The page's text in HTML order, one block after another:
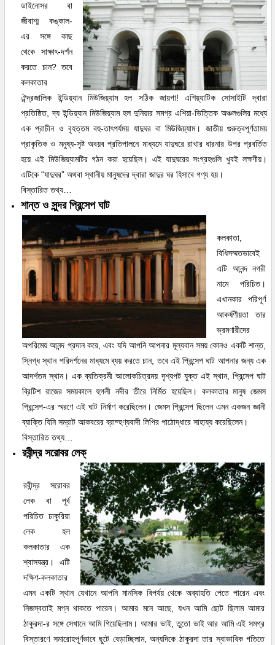
ডাইনোসর বা
জীবাশ্ম কঙ্কাল-
এর সঙ্গে কাছ
থেকে সাক্ষাৎ-দর্শন
করতে চান? তবে
কলকাতার
ঐন্দ্রজালিক ইন্ডিয়্যান মিউজিয়্যাম হল সঠিক জায়গা! এশিয়্যাটিক সোসাইটি দ্বারা
প্রতিষ্ঠিত, দ্য ইন্ডিয়্যান মিউজিয়্যাম হল দুনিয়ার সমগ্র এশিয়া-ভিত্তিক অঞ্চলগুলির মধ্যে
এক প্রাচীন ও বৃহত্তম বহু-তাৎপর্যময় যাদুঘর বা মিউজিয়্যাম। জাতীয় গুরুত্বপূর্ণতাময়
প্রাকৃতিক ও মনুষ্য-সৃষ্ট অবয়ব প্রতিপালনে মাধ্যমে যাদুঘরে রাখার ধারনার উপর প্রবর্তিত
হয়ে এই মিউজিয়্যামটির গঠন করা হয়েছিল। এই যাদুঘরের সংগ্রহগুলি খুবই লক্ষণীয়।
এটিকে “যাদুঘর” অথবা স্থানীয় মানুষদের দ্বারা জাদুর ঘর হিসাবে গণ্য হয়।
বিস্তারিত তথ্য…
শান্ত ও সুন্দর প্রিন্সেপ ঘাট
কলকাতা,
বিধিসম্মতভাবেই
এটি আনন্দ নগরী
নামে পরিচিত।
এখানকার পরিপূর্ণ
আকর্ষণীয়তা তার
ভ্রমণারীদের
অপরিমেয় আনন্দ প্রদান করে, এবং যদি আপনি আপনার মূল্যবান সময় কোনও একটি শান্ত,
স্নিগ্ধ স্থান পরিদর্শনের মাধ্যমে ব্যয় করতে চান, তবে এই প্রিন্সেপ ঘাট আপনার জন্য এক
আদর্শতম স্থান। এক ব্যতিক্রমী আলোকচিত্রময় দৃশ্যপট যুক্ত এই স্থান, প্রিন্সেপ ঘাট
ব্রিটিশ রাজের সময়কালে হুগলী নদীর তীরে নির্মিত হয়েছিল। কলকাতার মানুষ জেমস
প্রিন্সেপ-এর স্মরণে এই ঘাট নির্মাণ করেছিলেন। জেমস প্রিন্সেপ ছিলেন এমন একজন জ্ঞানী
ব্যাক্তি যিনি সম্রাট আকবরের ব্রাম্হণ্যবাদী লিপির পাঠোদ্ধারে সাহায্য করেছিলেন।
বিস্তারিত তথ্য…
রবীন্দ্র সরোবর লেক্
রবীন্দ্র সরোবর
লেক বা পূর্ব
পরিচিত ঢাকুরিয়া
লেক হল
কলকাতার এক
শ্বাসযন্ত্র। এটি
দক্ষিণ-কলকাতার
এমন একটি স্থান যেখানে আপনি মানসিক বিপর্যয় থেকে অব্যাহতি পেতে পারেন এবং
নিজস্বতাই মগ্ন থাকতে পারেন। আমার মনে আছে, যখন আমি ছোট ছিলাম আমার
ঠাকুরদা-র সঙ্গে সেখানে আমি গিয়েছিলাম। আমার ভাই, তুতো ভাই আর আমি এই সমগ্র
বিস্তারণে সমারোহপূর্ণভাবে ছুটে বেড়াচ্ছিলাম, অন্যদিকে ঠাকুরদা তার স্বাভাবিক গতিতে